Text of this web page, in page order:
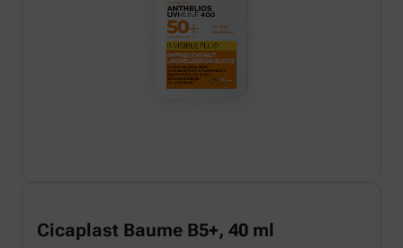
Cicaplast Baume B5+, 40 ml